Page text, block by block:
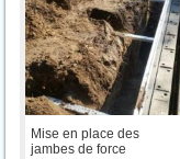
Mise en place des
jambes de force